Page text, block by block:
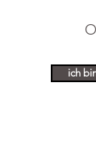
ich